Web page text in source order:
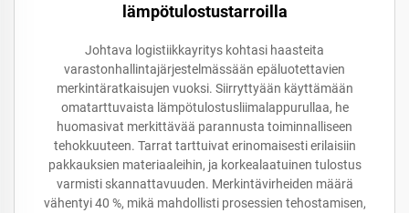
lämpötulostustarroilla
Johtava logistiikkayritys kohtasi haasteita
varastonhallintajärjestelmässään epäluotettavien
merkintäratkaisujen vuoksi. Siirryttyään käyttämään
omatarttuvaista lämpötulostusliimalappurullaa, he
huomasivat merkittävää parannusta toiminnalliseen
tehokkuuteen. Tarrat tarttuivat erinomaisesti erilaisiin
pakkauksien materiaaleihin, ja korkealaatuinen tulostus
varmisti skannattavuuden. Merkintävirheiden määrä
vähentyi 40 %, mikä mahdollisti prosessien tehostamisen,